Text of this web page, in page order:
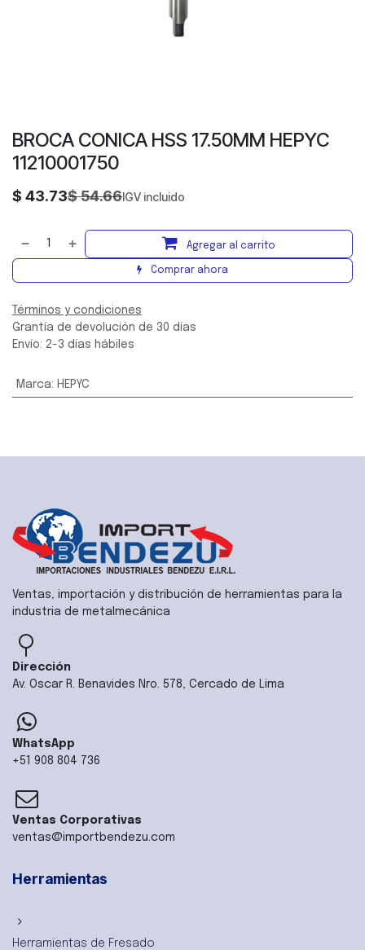
BROCA CONICA HSS 17.50MM HEPYC
11210001750
$ 43.73$54.66IGV incluido
Agregar al carrito
Comprar ahora
Términos y condiciones
Grantía de devolución de 30 días
Envío: 2-3 días hábiles
Marca: HEPYC
Ventas, importación y distribución de herramientas para la
industria de metalmecánica
Dirección
Av. Oscar R. Benavides Nro. 578, Cercado de Lima
WhatsApp
+51 908 804 736
Ventas Corporativas
ventas@importbendezu.com
Herramientas
Herramientas de Fresado